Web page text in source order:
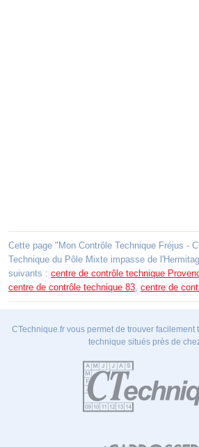
Cette page "Mon Contrôle Technique Fréjus -
Technique du Pôle Mixte impasse de
suivants : centre de contrôle technique
centre de contrôle technique 83 centre de
CTechnique.fr vous permet de trouver facilement
technique situés près de